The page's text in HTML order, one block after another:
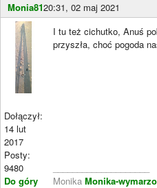
Monia8120:31, 02 maj 2021
Dołączył:
14 lut
2017
Posty:
9480
Do góry
I tu też cichutko, Anuś
przyszła, choć pogoda
Monika Monika-